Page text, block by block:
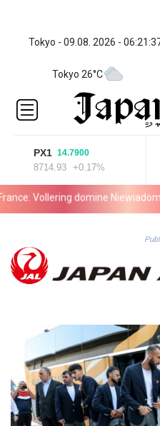
Tokyo - 09.08. 2026 -
Tokyo 26°C
PX1 14.7900
8714.93 +0.17%
Vollering domine Niewiadoma à